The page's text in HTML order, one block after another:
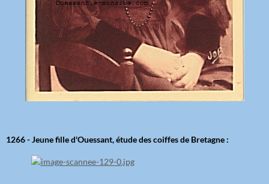
1266 - Jeune fille d'Ouessant, étude des coiffes de Bretagne :